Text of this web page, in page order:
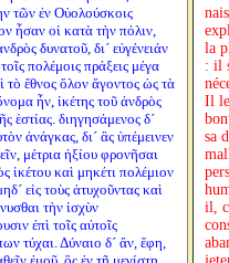
τῶν ἐν Οὐολούσκοις
ἦσαν οἱ κατὰ τὴν πόλιν,
δυνατοῦ, δι´ εὐγένειάν
πολέμοις πράξεις μέγα
τὸ ἔθνος ὅλον ἄγοντος ὡς τὰ
ἦν, ἱκέτης τοῦ ἀνδρὸς
ἑστίας. διηγησάμενος δ´
ἀνάγκας, δι´ ἃς ὑπέμεινεν
μέτρια ἠξίου φρονῆσαι
ἱκέτου καὶ μηκέτι πολέμιον
εἰς τοὺς ἀτυχοῦντας καὶ
τὴν ἰσχὺν
ἐπὶ τοῖς αὐτοῖς
τύχαι. Δύναιο δ´ ἄν, ἔφη,
la
: il
Il le
sa
il,